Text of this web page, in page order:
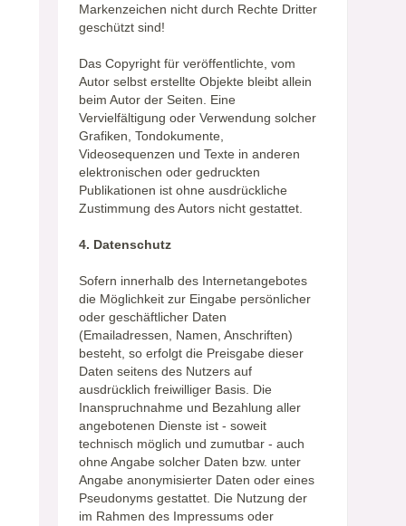
Markenzeichen nicht durch Rechte Dritter
geschützt sind!
Das Copyright für veröffentlichte, vom
Autor selbst erstellte Objekte bleibt allein
beim Autor der Seiten. Eine
Vervielfältigung oder Verwendung solcher
Grafiken, Tondokumente,
Videosequenzen und Texte in anderen
elektronischen oder gedruckten
Publikationen ist ohne ausdrückliche
Zustimmung des Autors nicht gestattet.
4. Datenschutz
Sofern innerhalb des Internetangebotes
die Möglichkeit zur Eingabe persönlicher
oder geschäftlicher Daten
(Emailadressen, Namen, Anschriften)
besteht, so erfolgt die Preisgabe dieser
Daten seitens des Nutzers auf
ausdrücklich freiwilliger Basis. Die
Inanspruchnahme und Bezahlung aller
angebotenen Dienste ist - soweit
technisch möglich und zumutbar - auch
ohne Angabe solcher Daten bzw. unter
Angabe anonymisierter Daten oder eines
Pseudonyms gestattet. Die Nutzung der
im Rahmen des Impressums oder